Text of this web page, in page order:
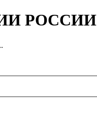
РОССИИ